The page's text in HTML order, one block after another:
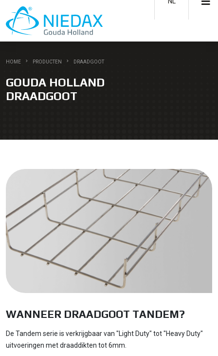
HOME PRODUCTEN DRAADGOOT
GOUDA HOLLAND
DRAADGOOT
WANNEER DRAADGOOT TANDEM?
De Tandem serie is verkrijgbaar van "Light Duty" tot "Heavy Duty"
uitvoeringen met draaddikten tot 6mm.